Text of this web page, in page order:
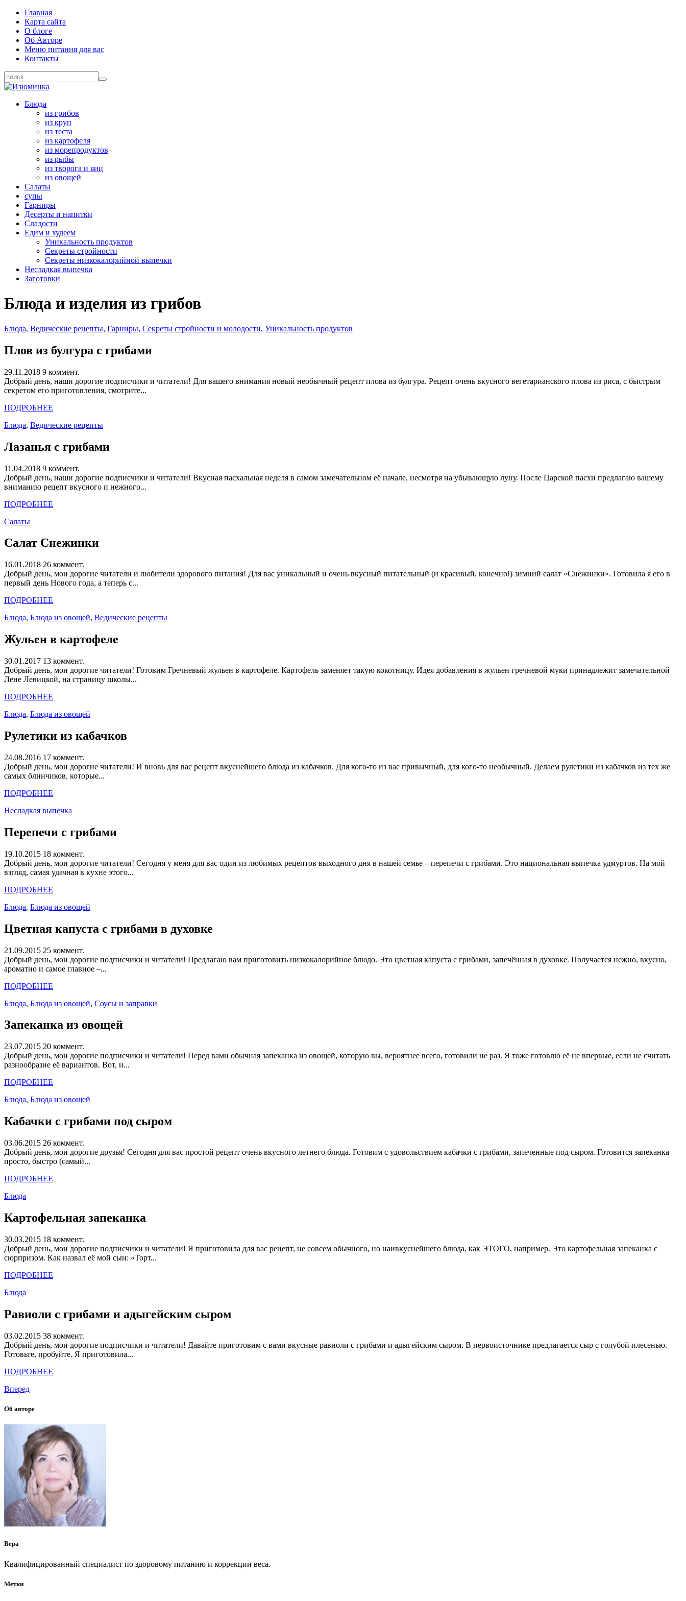
Главная
Карта сайта
О блоге
Об Авторе
Меню питания для вас
Контакты
Блюда
из грибов
из круп
из теста
из картофеля
из морепродуктов
из рыбы
из творога и яиц
из овощей
Салаты
супы
Гарниры
Десерты и напитки
Сладости
Едим и худеем
Уникальность продуктов
Секреты стройности
Секреты низкокалорийной выпечки
Несладкая выпечка
Заготовки
Блюда и изделия из грибов
Блюда, Ведические рецепты, Гарниры, Секреты стройности и молодости, Уникальность продуктов
Плов из булгура с грибами
29.11.2018 9 коммент.
Добрый день, наши дорогие подписчики и читатели! Для вашего внимания новый необычный рецепт плова из булгура. Рецепт очень вкусного вегетарианского плова из риса, с быстрым
секретом его приготовления, смотрите...
ПОДРОБНЕЕ
Блюда, Ведические рецепты
Лазанья с грибами
11.04.2018 9 коммент.
Добрый день, наши дорогие подписчики и читатели! Вкусная пасхальная неделя в самом замечательном её начале, несмотря на убывающую луну. После Царской пасхи предлагаю вашему
вниманию рецепт вкусного и нежного...
ПОДРОБНЕЕ
Салаты
Салат Снежинки
16.01.2018 26 коммент.
Добрый день, мои дорогие читатели и любители здорового питания! Для вас уникальный и очень вкусный питательный (и красивый, конечно!) зимний салат «Снежинки». Готовила я его в
первый день Нового года, а теперь с...
ПОДРОБНЕЕ
Блюда, Блюда из овощей, Ведические рецепты
Жульен в картофеле
30.01.2017 13 коммент.
Добрый день, мои дорогие читатели! Готовим Гречневый жульен в картофеле. Картофель заменяет такую кокотницу. Идея добавления в жульен гречневой муки принадлежит замечательной
Лене Левицкой, на страницу школы...
ПОДРОБНЕЕ
Блюда, Блюда из овощей
Рулетики из кабачков
24.08.2016 17 коммент.
Добрый день, мои дорогие читатели! И вновь для вас рецепт вкуснейшего блюда из кабачков. Для кого-то из вас привычный, для кого-то необычный. Делаем рулетики из кабачков из тех же
самых блинчиков, которые...
ПОДРОБНЕЕ
Несладкая выпечка
Перепечи с грибами
19.10.2015 18 коммент.
Добрый день, мои дорогие читатели! Сегодня у меня для вас один из любимых рецептов выходного дня в нашей семье – перепечи с грибами. Это национальная выпечка удмуртов. На мой
взгляд, самая удачная в кухне этого...
ПОДРОБНЕЕ
Блюда, Блюда из овощей
Цветная капуста с грибами в духовке
21.09.2015 25 коммент.
Добрый день, мои дорогие подписчики и читатели! Предлагаю вам приготовить низкокалорийное блюдо. Это цветная капуста с грибами, запечённая в духовке. Получается нежно, вкусно,
ароматно и самое главное –...
ПОДРОБНЕЕ
Блюда, Блюда из овощей, Соусы и заправки
Запеканка из овощей
23.07.2015 20 коммент.
Добрый день, мои дорогие подписчики и читатели! Перед вами обычная запеканка из овощей, которую вы, вероятнее всего, готовили не раз. Я тоже готовлю её не впервые, если не считать
разнообразие её вариантов. Вот, и...
ПОДРОБНЕЕ
Блюда, Блюда из овощей
Кабачки с грибами под сыром
03.06.2015 26 коммент.
Добрый день, мои дорогие друзья! Сегодня для вас простой рецепт очень вкусного летнего блюда. Готовим с удовольствием кабачки с грибами, запеченные под сыром. Готовится запеканка
просто, быстро (самый...
ПОДРОБНЕЕ
Блюда
Картофельная запеканка
30.03.2015 18 коммент.
Добрый день, мои дорогие подписчики и читатели! Я приготовила для вас рецепт, не совсем обычного, но наивкуснейшего блюда, как ЭТОГО, например. Это картофельная запеканка с
сюрпризом. Как назвал её мой сын: «Торт...
ПОДРОБНЕЕ
Блюда
Равиоли с грибами и адыгейским сыром
03.02.2015 38 коммент.
Добрый день, мои дорогие подписчики и читатели! Давайте приготовим с вами вкусные равиоли с грибами и адыгейским сыром. В первоисточнике предлагается сыр с голубой плесенью.
Готовьте, пробуйте. Я приготовила...
ПОДРОБНЕЕ
Вперед
Об авторе
Вера
Квалифицированный специалист по здоровому питанию и коррекции веса.
Метки